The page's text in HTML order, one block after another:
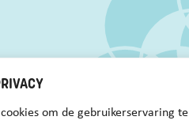
om de gebruikerservaring te